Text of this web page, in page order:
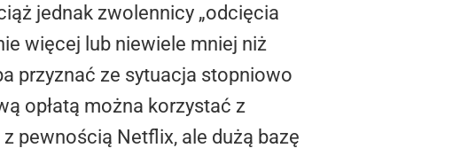
jednak zwolennicy „odcięcia
więcej lub niewiele mniej niż
przyznać ze sytuacja stopniowo
opłatą można korzystać z
pewnością Netflix, ale dużą bazę